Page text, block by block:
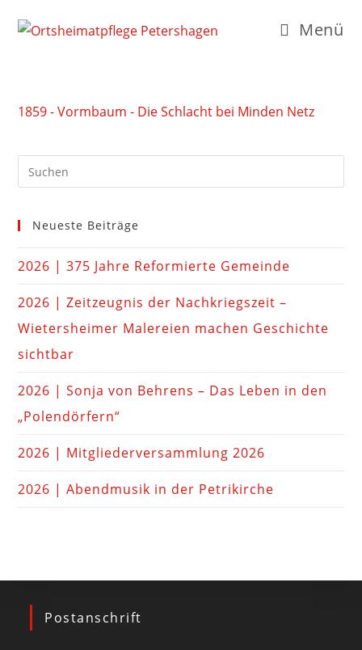
Menü
1859 - Vormbaum - Die Schlacht bei Minden Netz
Neueste Beiträge
2026 | 375 Jahre Reformierte Gemeinde
2026 | Zeitzeugnis der Nachkriegszeit –
Wietersheimer Malereien machen Geschichte
sichtbar
2026 | Sonja von Behrens – Das Leben in den
„Polendörfern“
2026 | Mitgliederversammlung 2026
2026 | Abendmusik in der Petrikirche
Postanschrift